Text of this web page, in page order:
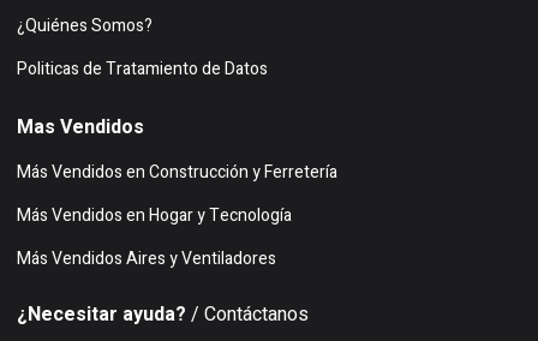
¿Quiénes Somos?
Politicas de Tratamiento de Datos
Mas Vendidos
Más Vendidos en Construcción y Ferretería
Más Vendidos en Hogar y Tecnología
Más Vendidos Aires y Ventiladores
¿Necesitar ayuda? / Contáctanos